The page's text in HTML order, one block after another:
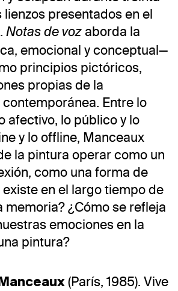
lienzos presentados en el
Notas de voz aborda la
emocional y conceptual—
principios pictóricos,
propias de la
Entre lo
afectivo, lo público y lo
y lo offline, Manceaux
la pintura operar como un
como una forma de
en el largo tiempo de
memoria? ¿Cómo se refleja
emociones en la
pintura?
(París, 1985). Vive